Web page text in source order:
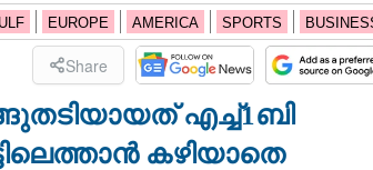
EUROPE AMERICA SPORTS
Share
എച്ച്1ബി
കഴിയാതെ